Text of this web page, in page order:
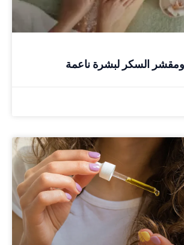
السكر لبشرة ناعمة